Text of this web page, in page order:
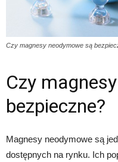
Czy magnesy neodymowe są
Czy
bezpieczne?
Magnesy neodymowe są
dostępnych na rynku. Ich